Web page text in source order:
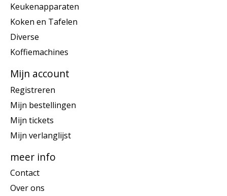
Keukenapparaten
Koken en Tafelen
Diverse
Koffiemachines
Mijn account
Registreren
Mijn bestellingen
Mijn tickets
Mijn verlanglijst
meer info
Contact
Over ons